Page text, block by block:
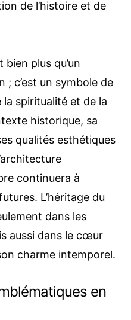
de l’histoire et de
plus qu’un
c’est un symbole de
spiritualité et de la
historique, sa
qualités esthétiques
continuera à
L’héritage du
dans les
aussi dans le cœur
charme intemporel.
en